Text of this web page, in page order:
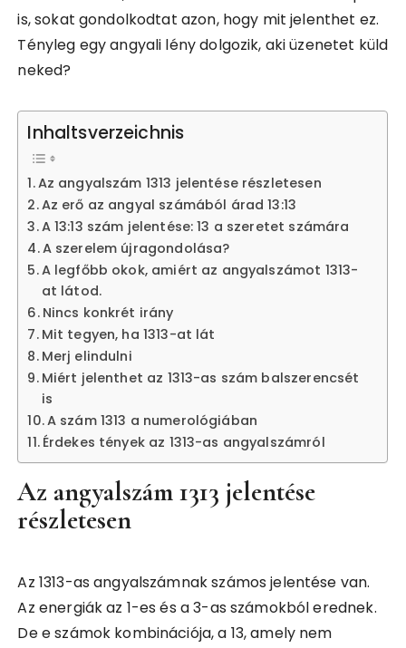
is, sokat gondolkodtat azon, hogy mit jelenthet ez.
Tényleg egy angyali lény dolgozik, aki üzenetet küld
neked?
Inhaltsverzeichnis
Az angyalszám 1313 jelentése részletesen
Az erő az angyal számából árad 13:13
A 13:13 szám jelentése: 13 a szeretet számára
A szerelem újragondolása?
A legfőbb okok, amiért az angyalszámot 1313-
at látod.
Nincs konkrét irány
Mit tegyen, ha 1313-at lát
Merj elindulni
Miért jelenthet az 1313-as szám balszerencsét
is
A szám 1313 a numerológiában
Érdekes tények az 1313-as angyalszámról
Az angyalszám 1313 jelentése
részletesen
Az 1313-as angyalszámnak számos jelentése van.
Az energiák az 1-es és a 3-as számokból erednek.
De e számok kombinációja, a 13, amely nem